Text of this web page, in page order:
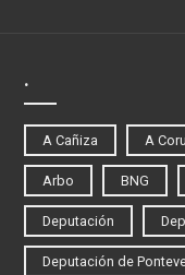
.
A Cañiza A
Arbo BNG
Deputación
Deputación de